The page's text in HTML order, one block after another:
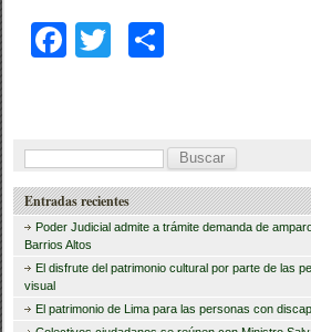
F
e
b
o
o
er p
ar
tir
B
u
s
c
a
r
Entradas recientes
Poder Judicial admite a trámite demanda de
Barrios Altos
El disfrute del patrimonio cultural por parte de las
visual
El patrimonio de Lima para las personas con